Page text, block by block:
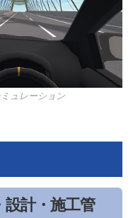
ュレーション
設計・施工管